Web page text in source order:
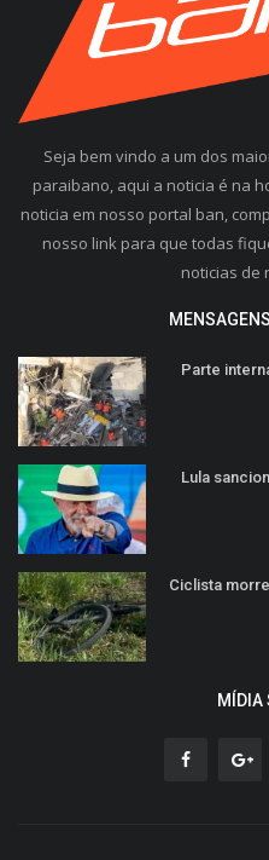
Seja bem vindo a um dos
paraibano, aqui a noticia é na
noticia em nosso portal ban,
nosso link para que todas
noticias de
Parte
Lula
Ciclista
MÍDIA